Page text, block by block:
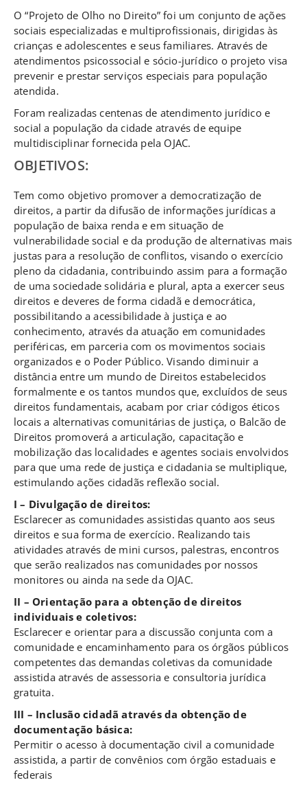
O “Projeto de Olho no Direito” foi um conjunto de ações
sociais especializadas e multiprofissionais, dirigidas às
crianças e adolescentes e seus familiares. Através de
atendimentos psicossocial e sócio-jurídico o projeto visa
prevenir e prestar serviços especiais para população
atendida.
Foram realizadas centenas de atendimento jurídico e
social a população da cidade através de equipe
multidisciplinar fornecida pela OJAC.
OBJETIVOS:
Tem como objetivo promover a democratização de
direitos, a partir da difusão de informações jurídicas a
população de baixa renda e em situação de
vulnerabilidade social e da produção de alternativas mais
justas para a resolução de conflitos, visando o exercício
pleno da cidadania, contribuindo assim para a formação
de uma sociedade solidária e plural, apta a exercer seus
direitos e deveres de forma cidadã e democrática,
possibilitando a acessibilidade à justiça e ao
conhecimento, através da atuação em comunidades
periféricas, em parceria com os movimentos sociais
organizados e o Poder Público. Visando diminuir a
distância entre um mundo de Direitos estabelecidos
formalmente e os tantos mundos que, excluídos de seus
direitos fundamentais, acabam por criar códigos éticos
locais a alternativas comunitárias de justiça, o Balcão de
Direitos promoverá a articulação, capacitação e
mobilização das localidades e agentes sociais envolvidos
para que uma rede de justiça e cidadania se multiplique,
estimulando ações cidadãs reflexão social.
I – Divulgação de direitos:
Esclarecer as comunidades assistidas quanto aos seus
direitos e sua forma de exercício. Realizando tais
atividades através de mini cursos, palestras, encontros
que serão realizados nas comunidades por nossos
monitores ou ainda na sede da OJAC.
II – Orientação para a obtenção de direitos
individuais e coletivos:
Esclarecer e orientar para a discussão conjunta com a
comunidade e encaminhamento para os órgãos públicos
competentes das demandas coletivas da comunidade
assistida através de assessoria e consultoria jurídica
gratuita.
III – Inclusão cidadã através da obtenção de
documentação básica:
Permitir o acesso à documentação civil a comunidade
assistida, a partir de convênios com órgão estaduais e
federais